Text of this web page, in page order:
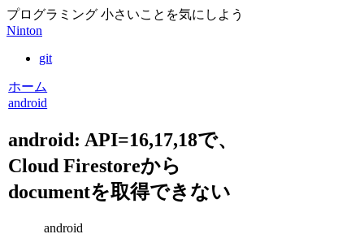
プログラミング 小さいことを気にしよう
Ninton
git
ホーム
android
android: API=16,17,18で、
Cloud Firestoreから
documentを取得できない
android